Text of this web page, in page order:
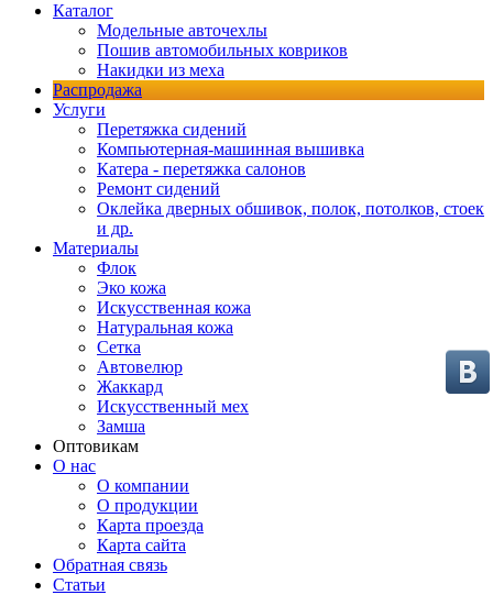
Каталог
Модельные авточехлы
Пошив автомобильных ковриков
Накидки из меха
Распродажа
Услуги
Перетяжка сидений
Компьютерная-машинная вышивка
Катера - перетяжка салонов
Ремонт сидений
Оклейка дверных обшивок, полок, потолков, стоек
и др.
Материалы
Флок
Эко кожа
Искусственная кожа
Натуральная кожа
Сетка
Автовелюр
Жаккард
Искусственный мех
Замша
Оптовикам
О нас
О компании
О продукции
Карта проезда
Карта сайта
Обратная связь
Статьи